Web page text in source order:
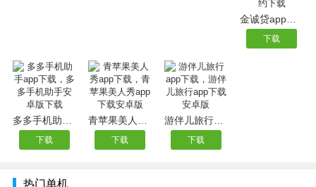
下载
多多手机助手app下载，多多手机助手安卓版下载
下载
青苹果美人秀app下载，青苹果美人秀app下载安卓版
下载
游伴儿旅行app下载，游伴儿旅行app下载安卓版
下载
热门单机